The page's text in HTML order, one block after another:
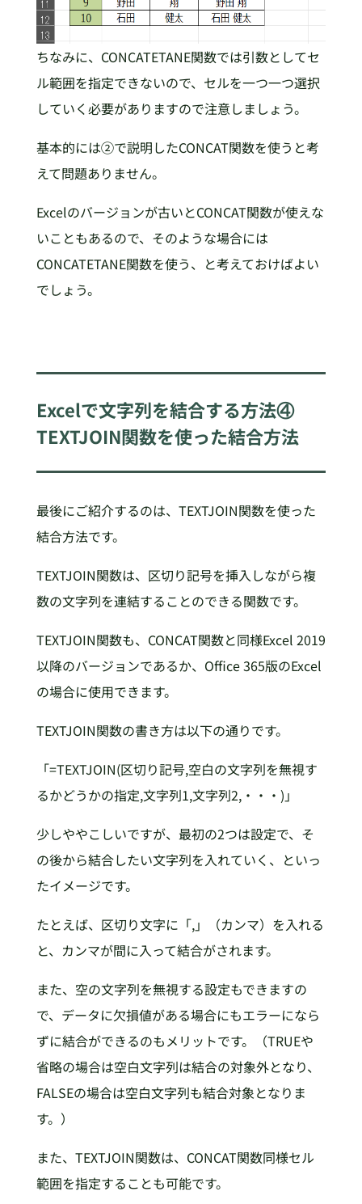
ちなみに、CONCATETANE関数では引数としてセ
ル範囲を指定できないので、セルを一つ一つ選択
していく必要がありますので注意しましょう。
基本的には②で説明したCONCAT関数を使うと考
えて問題ありません。
Excelのバージョンが古いとCONCAT関数が使えな
いこともあるので、そのような場合には
CONCATETANE関数を使う、と考えておけばよい
でしょう。
Excelで文字列を結合する方法④
TEXTJOIN関数を使った結合方法
最後にご紹介するのは、TEXTJOIN関数を使った
結合方法です。
TEXTJOIN関数は、区切り記号を挿入しながら複
数の文字列を連結することのできる関数です。
TEXTJOIN関数も、CONCAT関数と同様Excel 2019
以降のバージョンであるか、Office 365版のExcel
の場合に使用できます。
TEXTJOIN関数の書き方は以下の通りです。
「=TEXTJOIN(区切り記号,空白の文字列を無視す
るかどうかの指定,文字列1,文字列2,・・・)」
少しややこしいですが、最初の2つは設定で、そ
の後から結合したい文字列を入れていく、といっ
たイメージです。
たとえば、区切り文字に「,」（カンマ）を入れる
と、カンマが間に入って結合がされます。
また、空の文字列を無視する設定もできますの
で、データに欠損値がある場合にもエラーになら
ずに結合ができるのもメリットです。（TRUEや
省略の場合は空白文字列は結合の対象外となり、
FALSEの場合は空白文字列も結合対象となりま
す。）
また、TEXTJOIN関数は、CONCAT関数同様セル
範囲を指定することも可能です。